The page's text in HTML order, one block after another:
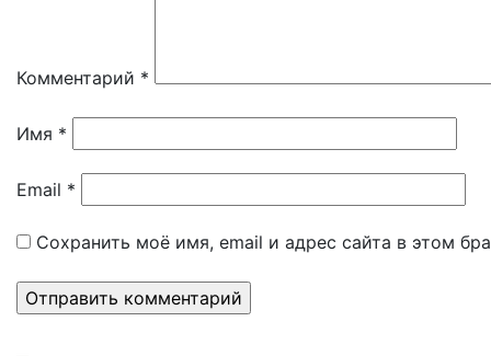
Комментарий *
Имя *
Email *
Сохранить моё имя, email и адрес сайта в этом